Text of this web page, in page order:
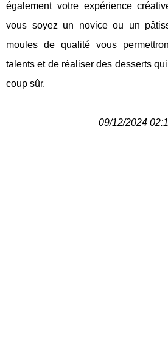
également votre expérience
vous soyez un novice ou un
moules de qualité vous
talents et de réaliser des desserts
coup sûr.
09/12/2024